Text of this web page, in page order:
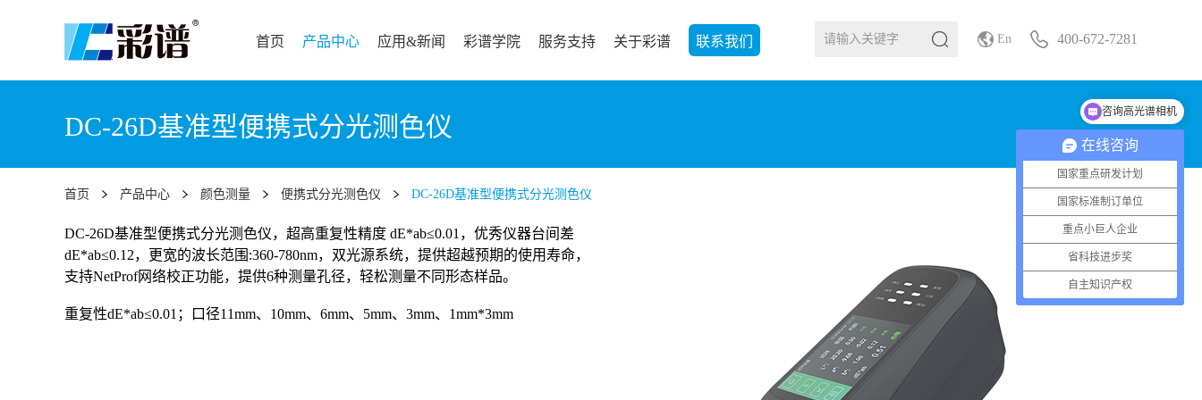
首页 产品中心 应用&新闻 彩谱学院 服务支持 关于彩谱 联系我们 En 400-672-7281
DC-26D基准型便携式分光测色仪
首页 产品中心 颜色测量 便携式分光测色仪 DC-26D基准型便携式分光测色仪
DC-26D基准型便携式分光测色仪，超高重复性精度 dE*ab≤0.01，优秀仪器台间差
dE*ab≤0.12，更宽的波长范围:360-780nm，双光源系统，提供超越预期的使用寿命，
支持NetProf网络校正功能，提供6种测量孔径，轻松测量不同形态样品。
重复性dE*ab≤0.01；口径11mm、10mm、6mm、5mm、3mm、1mm*3mm
在线咨询
国家重点研发计划
国家标准制订单位
重点小巨人企业
省科技进步奖
自主知识产权
咨询高光谱相机